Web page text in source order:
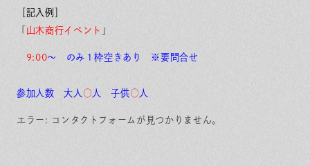
［記入例］
山木商行イベント 」
9:00～ のみ１枠空きあり ※要問合せ
参加人数 大人 ○ 人 子供○ 人
エラー: コンタクトフォームが見つかりません。